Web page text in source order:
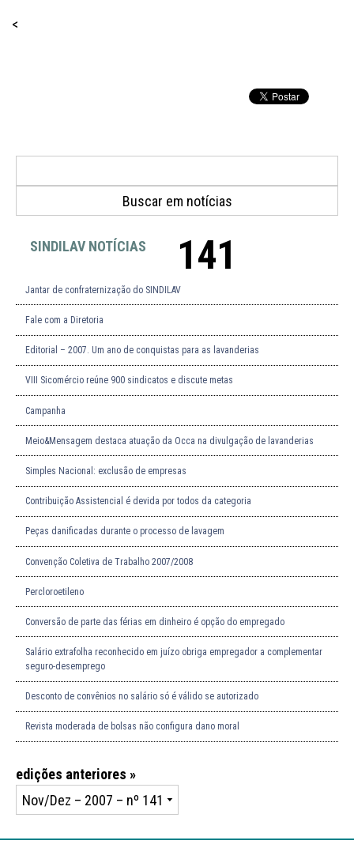
<
SINDILAV NOTÍCIAS 141
Jantar de confraternização do SINDILAV
Fale com a Diretoria
Editorial – 2007. Um ano de conquistas para as lavanderias
VIII Sicomércio reúne 900 sindicatos e discute metas
Campanha
Meio&Mensagem destaca atuação da Occa na divulgação de lavanderias
Simples Nacional: exclusão de empresas
Contribuição Assistencial é devida por todos da categoria
Peças danificadas durante o processo de lavagem
Convenção Coletiva de Trabalho 2007/2008
Percloroetileno
Conversão de parte das férias em dinheiro é opção do empregado
Salário extrafolha reconhecido em juízo obriga empregador a complementar
seguro-desemprego
Desconto de convênios no salário só é válido se autorizado
Revista moderada de bolsas não configura dano moral
edições anteriores »